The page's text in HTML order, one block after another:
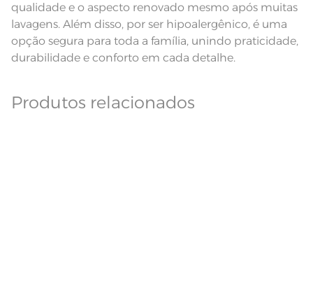
qualidade e o aspecto renovado mesmo após muitas
lavagens. Além disso, por ser hipoalergênico, é uma
opção segura para toda a família, unindo praticidade,
durabilidade e conforto em cada detalhe.
Produtos relacionados